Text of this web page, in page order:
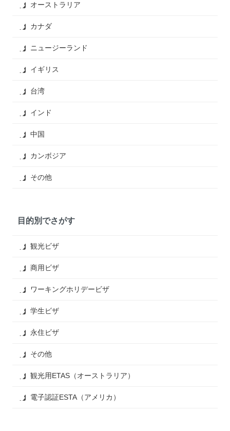
オーストラリア
カナダ
ニュージーランド
イギリス
台湾
インド
中国
カンボジア
その他
目的別でさがす
観光ビザ
商用ビザ
ワーキングホリデービザ
学生ビザ
永住ビザ
その他
観光用ETAS（オーストラリア）
電子認証ESTA（アメリカ）